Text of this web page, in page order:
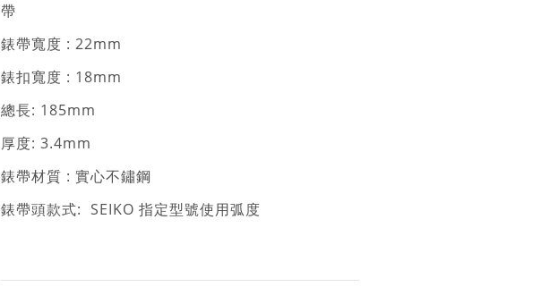
帶
錶帶寬度 : 22mm
錶扣寬度 : 18mm
總長: 185mm
厚度: 3.4mm
錶帶材質 : 實心不鏽鋼
錶帶頭款式: SEIKO 指定型號使用弧度